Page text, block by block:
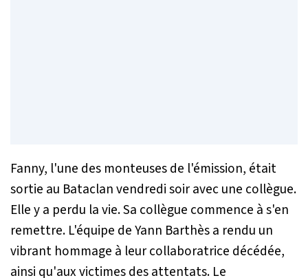
Fanny, l'une des monteuses de l'émission, était
sortie au Bataclan vendredi soir avec une collègue.
Elle y a perdu la vie. Sa collègue commence à s'en
remettre. L'équipe de Yann Barthès a rendu un
vibrant hommage à leur collaboratrice décédée,
ainsi qu'aux victimes des attentats. Le